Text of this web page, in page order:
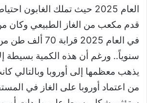
قدم مكعب من الغاز الطبيعي وكان
في العام 2025
سنوياً.. ورغم أن هذه الكمية بسيطة
يذهب معظمها إلى أوروبا وبالتالي
من اعتماد أوروبا على الغاز في